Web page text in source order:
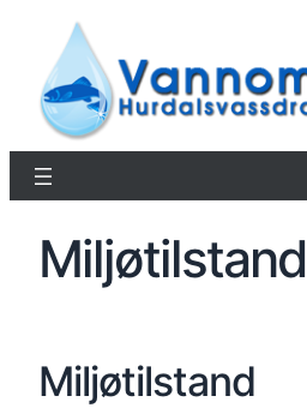
Miljøtilstand
Miljøtilstand